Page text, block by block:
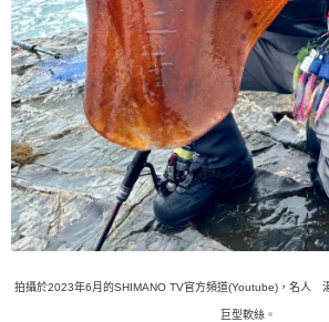
拍攝於2023年6月的SHIMANO TV官方頻道(Youtube)，名人
巨型軟絲。